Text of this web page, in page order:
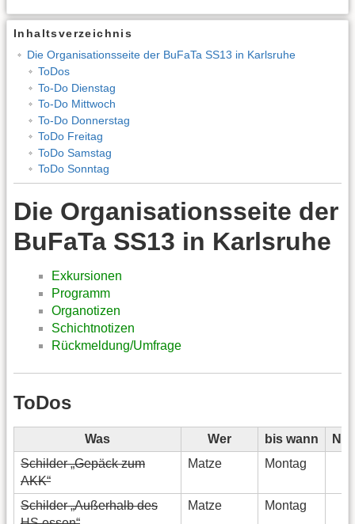
Inhaltsverzeichnis
Die Organisationsseite der BuFaTa SS13 in Karlsruhe
ToDos
To-Do Dienstag
To-Do Mittwoch
To-Do Donnerstag
ToDo Freitag
ToDo Samstag
ToDo Sonntag
Die Organisationsseite der
BuFaTa SS13 in Karlsruhe
Exkursionen
Programm
Organotizen
Schichtnotizen
Rückmeldung/Umfrage
ToDos
Was Wer bis wann
Schilder „Gepäck zum
AKK“
Matze Montag
Schilder „Außerhalb des
Matze Montag